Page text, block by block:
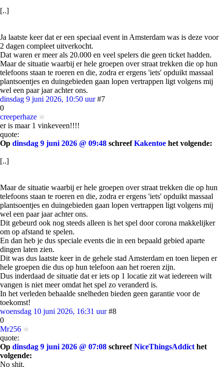
[..]
Ja laatste keer dat er een speciaal event in Amsterdam was is deze voor
2 dagen compleet uitverkocht.
Dat waren er meer als 20.000 en veel spelers die geen ticket hadden.
Maar de situatie waarbij er hele groepen over straat trekken die op hun
telefoons staan te roeren en die, zodra er ergens 'iets' opduikt massaal
plantsoentjes en duingebieden gaan lopen vertrappen ligt volgens mij
wel een paar jaar achter ons.
dinsdag 9 juni 2026, 10:50 uur #7
0
creeperhaze
er is maar 1 vinkeveen!!!!
quote:
Op dinsdag 9 juni 2026 @ 09:48 schreefKakentoe het volgende:
[..]
Maar de situatie waarbij er hele groepen over straat trekken die op hun
telefoons staan te roeren en die, zodra er ergens 'iets' opduikt massaal
plantsoentjes en duingebieden gaan lopen vertrappen ligt volgens mij
wel een paar jaar achter ons.
Dit gebeurd ook nog steeds alleen is het spel door corona makkelijker
om op afstand te spelen.
En dan heb je dus speciale events die in een bepaald gebied aparte
dingen laten zien.
Dit was dus laatste keer in de gehele stad Amsterdam en toen liepen er
hele groepen die dus op hun telefoon aan het roeren zijn.
Dus inderdaad de situatie dat er iets op 1 locatie zit wat iedereen wilt
vangen is niet meer omdat het spel zo veranderd is.
In het verleden behaalde snelheden bieden geen garantie voor de
toekomst!
woensdag 10 juni 2026, 16:31 uur #8
0
Mr256
quote:
Op dinsdag 9 juni 2026 @ 07:08 schreefNiceThingsAddict het
volgende:
No shit.